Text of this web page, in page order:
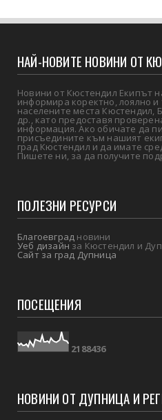
НАЙ-НОВИТЕ НОВИНИ ОТ
Новини от Кюстендил Екипът
информира коректно, лоялно
населените места Кюстендил,
др., като предоставя
информация. Ако обичате да
присъедините към нашият
град Кюстендил и да имате
Пишете ни, за да получите
ПОЛЕЗНИ РЕСУРСИ
Благоевград новини
Уеб дизайнза Кюстендил и
Сайт за град Дупница
ПОСЕЩЕНИЯ
21 88436
НОВИНИ ОТ ДУПНИЦА И